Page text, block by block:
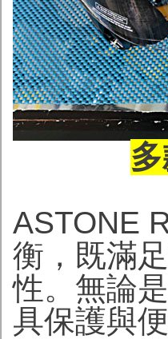
ASTONE
衡，既滿
性。無論
具保護與